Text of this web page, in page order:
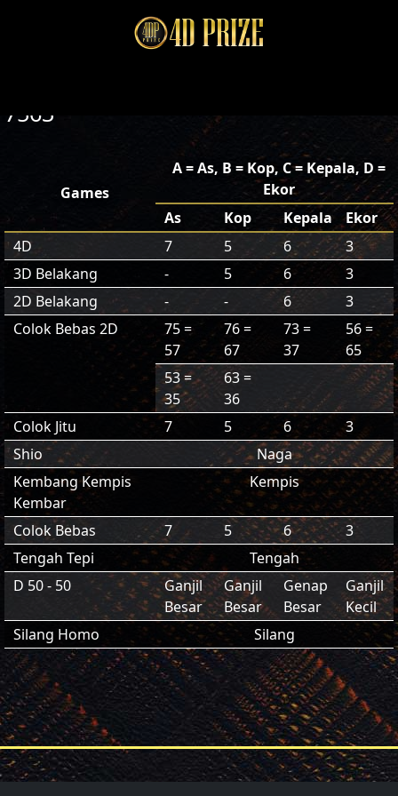
7563
Games
A = As, B = Kop, C = Kepala, D =
Ekor
As
Kop Kepala
Ekor
4D
7 5 6
3
3D Belakang
- 5 6
3
2D Belakang
- - 6
3
Colok Bebas 2D
75 =
57
76 =
67
73 =
37
56 =
65
53 =
35
63 =
36
Colok Jitu
7 5 6
3
Shio
Naga
Kembang Kempis
Kembar
Kempis
Colok Bebas 7 5 6
3
Tengah Tepi
Tengah
D 50 - 50
Ganjil
Besar
Ganjil
Besar
Genap
Besar
Ganjil
Kecil
Silang Homo
Silang